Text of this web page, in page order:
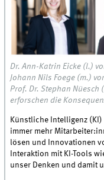
Dr. Ann-Katrin Eicke (l.)
Johann Nils Foege (m.)
Prof. Dr. Stephan Nüesch
erforschen die
Künstliche Intelligenz
immer mehr
lösen und Innovationen
Interaktion mit KI-Tools
unser Denken und damit